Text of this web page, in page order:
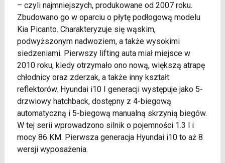
– czyli najmniejszych, produkowane od 2007 roku.
Zbudowano go w oparciu o płytę podłogową modelu
Kia Picanto. Charakteryzuje się wąskim,
podwyższonym nadwoziem, a także wysokimi
siedzeniami. Pierwszy lifting auta miał miejsce w
2010 roku, kiedy otrzymało ono nową, większą atrapę
chłodnicy oraz zderzak, a także inny kształt
reflektorów. Hyundai i10 I generacji występuje jako 5-
drzwiowy hatchback, dostępny z 4-biegową
automatyczną i 5-biegową manualną skrzynią biegów.
W tej serii wprowadzono silnik o pojemności 1.3 l i
mocy 86 KM. Pierwsza generacja Hyundai i10 to aż 8
wersji wyposażenia.